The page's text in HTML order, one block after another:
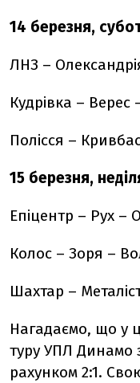
14 березня,
ЛНЗ –
Кудрівка –
Полісся –
15 березня,
Епіцентр – Рух –
Колос – Зоря –
Шахтар –
Нагадаємо, що у
туру УПЛ Динамо
рахунком 2:1.